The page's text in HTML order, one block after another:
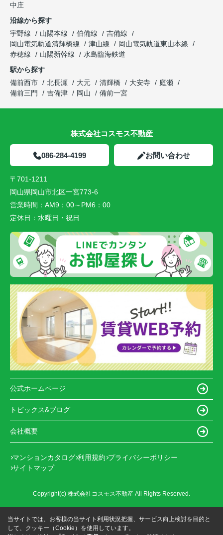
中庄
沿線から探す
宇野線
山陽本線 伯備線
吉備線
岡山電気軌道清輝橋線
津山線
岡山電気軌道東山本線
赤穂線
山陽新幹線
水島臨海鉄道
駅から探す
備前西市
北長瀬 大元 清輝橋 大安寺
庭瀬
備前三門
吉備津 岡山 備前一宮
株式会社コスモス不動産
086-284-4199 お問い合わせ
〒701-1211
岡山県岡山市北区一宮773-6
営業時間： AM9：00～PM6：00
定休日： 水曜日・祝日
公式ホームページ
トピックス&ブログ
会社概要
マンションカタログ 利用規約 プライバシーポリシー
サイトマップ
Copyright(c) 株式会社コスモス不動産 All Rights Reserved.
当サイトでは、お客様の当サイト利用状況把握、サービス向上検討を目的と
して、クッキー（Cookie）を使用しています。